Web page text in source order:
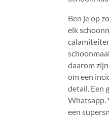
Ben je op
elk
daarom
om een
detail.​ Een
Whatsapp.​
een